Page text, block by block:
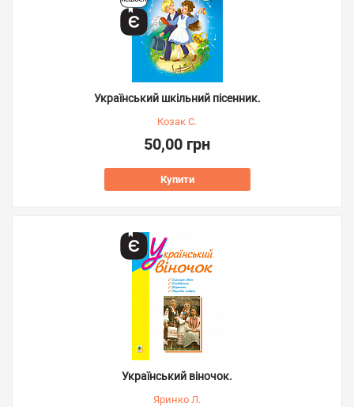
Український шкільний пісенник.
Козак С.
50,00 грн
Купити
Український віночок.
Яринко Л.